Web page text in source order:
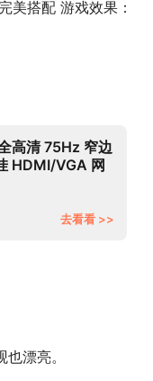
美搭配 游戏效果：
高清 75Hz 窄边
HDMI/VGA 网
去看看 >>
漂亮。